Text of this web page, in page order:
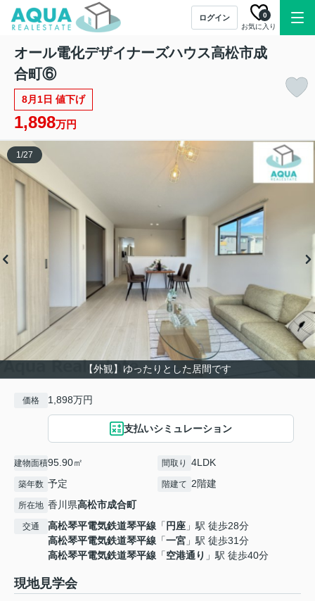
ログイン
お気に入り
0
オール電化デザイナーズハウス高松市成
合町⑥
8月1日 値下げ
1,898万円
【外観】ゆったりとした居間です
1/27
価格 1,898万円
支払いシミュレーション
建物面積95.90㎡ 間取り 4LDK
築年数 予定 階建て 2階建
所在地 香川県高松市成合町
交通 高松琴平電気鉄道琴平線 「 円座 」駅 徒歩28分
高松琴平電気鉄道琴平線 「一宮 」駅 徒歩31分
高松琴平電気鉄道琴平線 「空港通り 」駅 徒歩40分
現地見学会